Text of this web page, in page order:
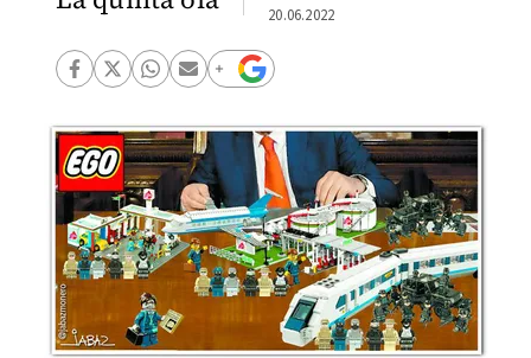
20.06.2022